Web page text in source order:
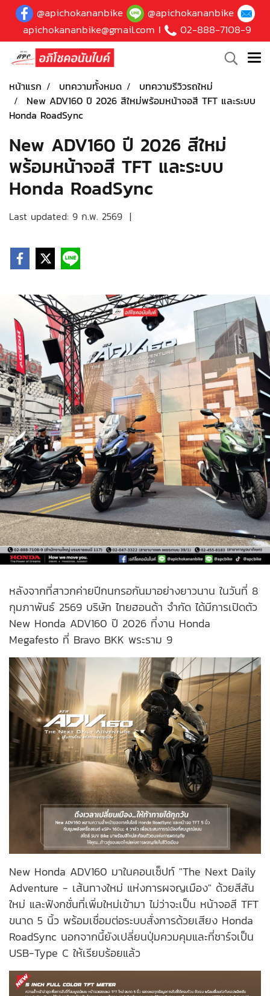
@apichokananbike
@apichokananbike
apichokananbike@gmail.com I 02-888-7108-9
หน้าแรก บทความทั้งหมด
บทความรีวิวรถใหม่
New ADV160 ปี 2026 สีใหม่พร้อมหน้าจอสี TFT และระบบ
Honda RoadSync
New ADV160 ปี 2026 สีใหม่
พร้อมหน้าจอสี TFT และระบบ
Honda RoadSync
Last updated: 9 ก.พ. 2569 |
หลังจากที่สาวกค่ายปีกนกรอกันมาอย่างยาวนาน ในวันที่ 8
กุมภาพันธ์ 2569 บริษัท ไทยฮอนด้า จำกัด ได้มีการเปิดตัว
New Honda ADV160 ปี 2026 ที่งาน Honda
Megafesto ที่ Bravo BKK พระราม 9
New Honda ADV160 มาในคอนเซ็ปท์ "The Next Daily
Adventure - เส้นทางใหม่ แห่งการผจญเมือง" ด้วยสีสัน
ใหม่ และฟังกชั่นที่เพิ่มใหม่เข้ามา ไม่ว่าจะเป็น หน้าจอสี TFT
ขนาด 5 นิ้ว พร้อมเชื่อมต่อระบบสั่งการด้วยเสียง Honda
RoadSync นอกจากนี้ยังเปลี่ยนปุ่มควมคุมและที่ชาร์จเป็น
USB-Type C ให้เรียบร้อยแล้ว